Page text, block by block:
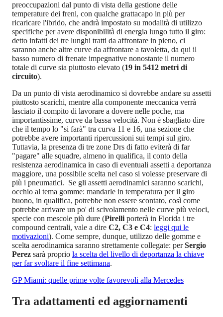
preoccupazioni dal punto di vista della gestione delle
temperature dei freni, con qualche grattacapo in più per
ricaricare l'ibrido, che andrà impostato su modalità di utilizzo
specifiche per avere disponibilità di energia lungo tutto il giro:
detto infatti dei tre lunghi tratti da affrontare in pieno, ci
saranno anche altre curve da affrontare a tavoletta, da qui il
basso numero di frenate impegnative nonostante il numero
totale di curve sia piuttosto elevato (19 in 5412 metri di
circuito).
Da un punto di vista aerodinamico si dovrebbe andare su assetti
piuttosto scarichi, mentre alla componente meccanica verrà
lasciato il compito di lavorare a dovere nelle poche, ma
importantissime, curve da bassa velocità. Non è sbagliato dire
che il tempo lo "si farà" tra curva 11 e 16, una sezione che
potrebbe avere importanti ripercussioni sui tempi sul giro.
Tuttavia, la presenza di tre zone Drs di fatto eviterà di far
"pagare" alle squadre, almeno in qualifica, il conto della
resistenza aerodinamica in caso di eventuali assetti a deportanza
maggiore, una possibile scelta nel caso si volesse preservare di
più i pneumatici. Se gli assetti aerodinamici saranno scarichi,
occhio al tema gomme: mandarle in temperatura per il giro
buono, in qualifica, potrebbe non essere scontato, così come
potrebbe arrivare un po' di scivolamento nelle curve più veloci,
specie con mescole più dure (Pirelli porterà in Florida i tre
compound centrali, vale a dire C2, C3 e C4: leggi qui le
motivazioni). Come sempre, dunque, utilizzo delle gomme e
scelta aerodinamica saranno strettamente collegate: perSergio
Perez sarà proprio la scelta del livello di deportanza la chiave
per far svoltare il fine settimana.
GP Miami: quelle prime volte favorevoli alla Mercedes
Tra adattamenti ed aggiornamenti